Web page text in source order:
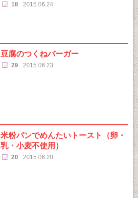
18 2015.06.24
豆腐のつくねバーガー
29 2015.06.23
米粉パンでめんたいトースト（卵・
乳・小麦不使用）
20 2015.06.20